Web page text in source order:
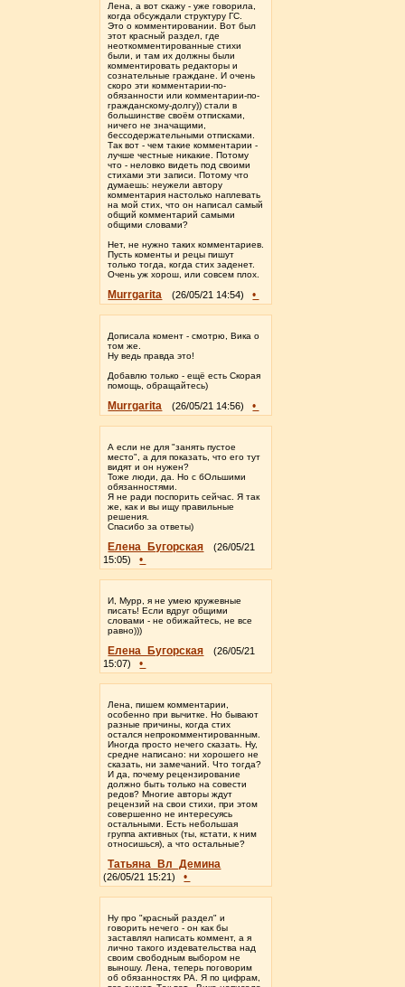
Лена, а вот скажу - уже говорила,
когда обсуждали структуру ГС.
Это о комментировании. Вот был
этот красный раздел, где
неоткомментированные стихи
были, и там их должны были
комментировать редакторы и
сознательные граждане. И очень
скоро эти комментарии-по-
обязанности или комментарии-по-
гражданскому-долгу)) стали в
большинстве своём отписками,
ничего не значащими,
бессодержательными отписками.
Так вот - чем такие комментарии -
лучше честные никакие. Потому
что - неловко видеть под своими
стихами эти записи. Потому что
думаешь: неужели автору
комментария настолько наплевать
на мой стих, что он написал самый
общий комментарий самыми
общими словами?
Нет, не нужно таких комментариев.
Пусть коменты и рецы пишут
только тогда, когда стих заденет.
Очень уж хорош, или совсем плох.
Murrgarita (26/05/21 14:54) •
Дописала комент - смотрю, Вика о
том же.
Ну ведь правда это!
Добавлю только - ещё есть Скорая
помощь, обращайтесь)
Murrgarita (26/05/21 14:56) •
А если не для "занять пустое
место", а для показать, что его тут
видят и он нужен?
Тоже люди, да. Но с бОльшими
обязанностями.
Я не ради поспорить сейчас. Я так
же, как и вы ищу правильные
решения.
Спасибо за ответы)
Елена_Бугорская
(26/05/21
15:05)
•
И, Мурр, я не умею кружевные
писать! Если вдруг общими
словами - не обижайтесь, не все
равно)))
Елена_Бугорская
(26/05/21
15:07)
•
Лена, пишем комментарии,
особенно при вычитке. Но бывают
разные причины, когда стих
остался непрокомментированным.
Иногда просто нечего сказать. Ну,
средне написано: ни хорошего не
сказать, ни замечаний. Что тогда?
И да, почему рецензирование
должно быть только на совести
редов? Многие авторы ждут
рецензий на свои стихи, при этом
совершенно не интересуясь
остальными. Есть небольшая
группа активных (ты, кстати, к ним
относишься), а что остальные?
Татьяна_Вл_Демина
(26/05/21 15:21) •
Ну про "красный раздел" и
говорить нечего - он как бы
заставлял написать коммент, а я
лично такого издевательства над
своим свободным выбором не
выношу. Лена, теперь поговорим
об обязанностях РА. Я по цифрам,